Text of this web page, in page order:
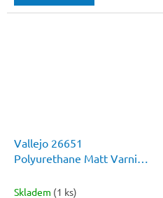
Vallejo 26651
Polyurethane Matt Varnish
Skladem (1 ks)